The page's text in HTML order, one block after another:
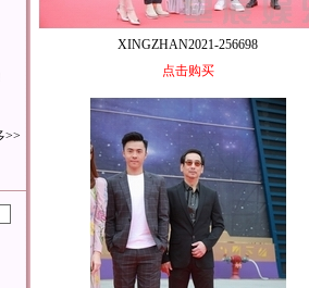
>>
XINGZHAN2021-256698
点击购买